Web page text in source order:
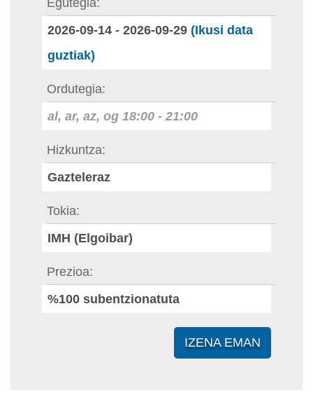
Egutegia
2026-09-14 - 2026-09-29 (Ikusi data
guztiak)
Ordutegia
al, ar, az, og 18:00 - 21:00
Hizkuntza
Gazteleraz
Tokia
IMH (Elgoibar)
Prezioa
%100 subentzionatuta
IZENA EMAN